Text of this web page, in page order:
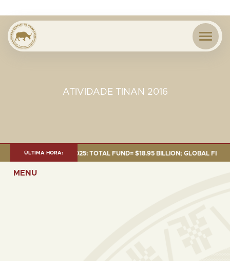
ATIVIDADE TINAN 2016
ÚLTIMA HORA:
AS OF 30 SEP. 2025: TOTAL FUND= $18.95 BILLION; GLOBAL
MENU